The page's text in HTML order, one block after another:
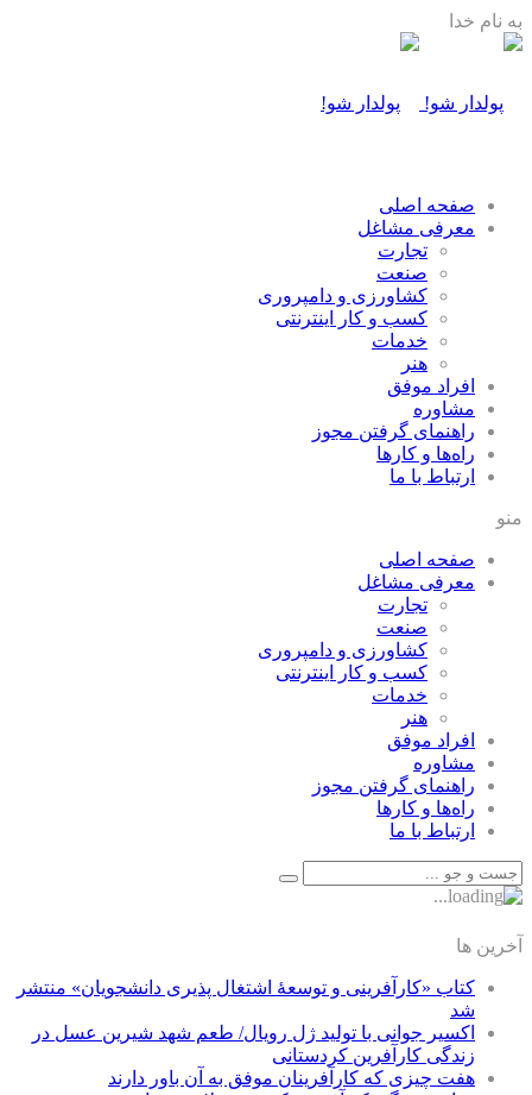
به نام خدا
صفحه اصلی
معرفی مشاغل
تجارت
صنعت
كشاورزی و دامپروری
كسب و كار اينترنتی
خدمات
هنر
افراد موفق
مشاوره
راهنمای گرفتن مجوز
راه‌ها و كارها
ارتباط با ما
منو
صفحه اصلی
معرفی مشاغل
تجارت
صنعت
كشاورزی و دامپروری
كسب و كار اينترنتی
خدمات
هنر
افراد موفق
مشاوره
راهنمای گرفتن مجوز
راه‌ها و كارها
ارتباط با ما
آخرین ها
کتاب «کارآفرینی و توسعۀ اشتغال پذیری دانشجویان» منتشر
شد
اکسیر جوانی با تولید ژل رویال/ طعم شهد شیرین عسل‌ در
زندگی کارآفرین کردستانی
هفت چیزی که کارآفرینان موفق به آن باور دارند